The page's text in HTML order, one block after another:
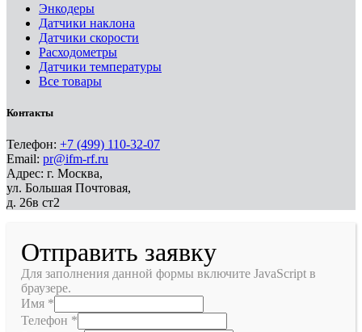
Энкодеры
Датчики наклона
Датчики скорости
Расходометры
Датчики температуры
Все товары
Контакты
Телефон: +7 (499) 110-32-07
Email: pr@ifm-rf.ru
Адрес: г. Москва,
ул. Большая Почтовая,
д. 26в ст2
Отправить заявку
Для заполнения данной формы включите JavaScript в
браузере.
Имя *
Телефон *